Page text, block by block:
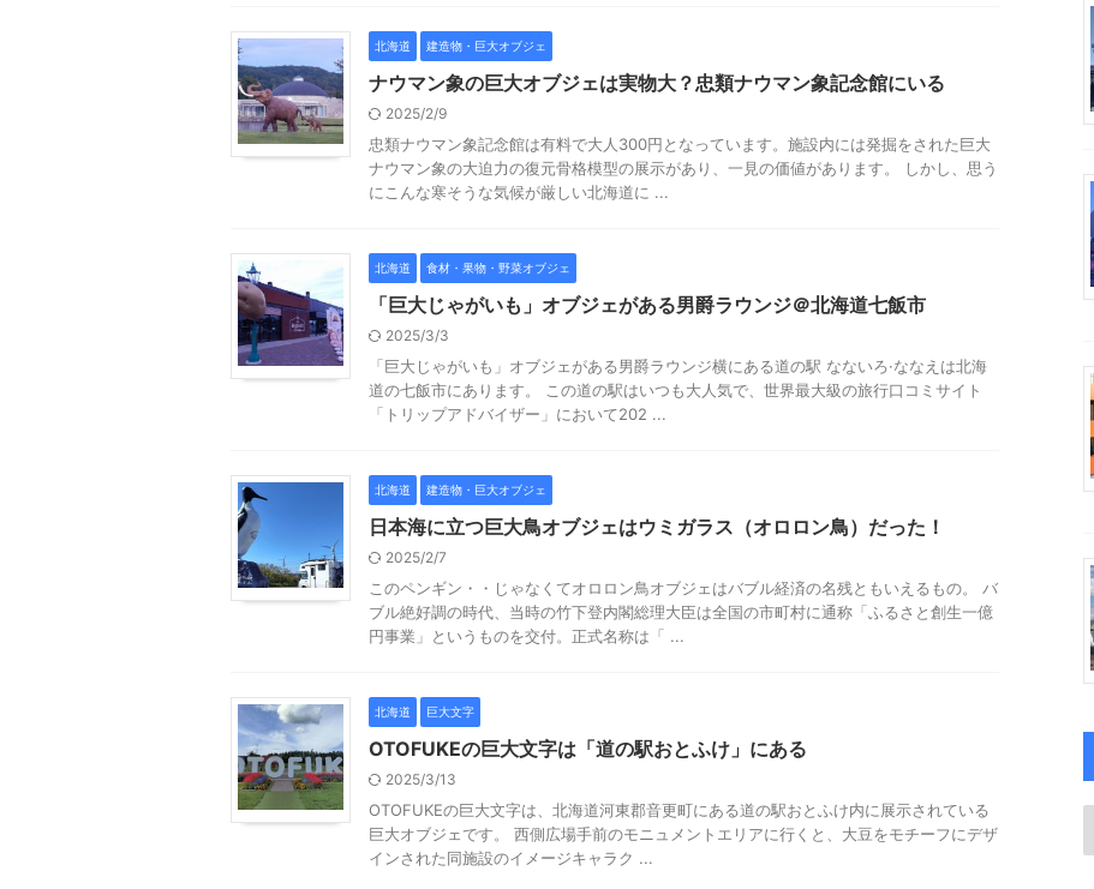
北海道 建造物・巨大オブジェ
ナウマン象の巨大オブジェは実物大？忠類ナウマン象記念館にいる
2025/2/9
忠類ナウマン象記念館は有料で大人300円となっています。施設内には発掘をされた巨大
ナウマン象の大迫力の復元骨格模型の展示があり、一見の価値があります。 しかし、思う
にこんな寒そうな気候が厳しい北海道に ...
北海道 食材・果物・野菜オブジェ
「巨大じゃがいも」オブジェがある男爵ラウンジ＠北海道七飯市
2025/3/3
「巨大じゃがいも」オブジェがある男爵ラウンジ横にある道の駅 なないろ·ななえは北海
道の七飯市にあります。 この道の駅はいつも大人気で、世界最大級の旅行口コミサイト
「トリップアドバイザー」において202 ...
北海道 建造物・巨大オブジェ
日本海に立つ巨大鳥オブジェはウミガラス（オロロン鳥）だった！
2025/2/7
このペンギン・・じゃなくてオロロン鳥オブジェはバブル経済の名残ともいえるもの。 バ
ブル絶好調の時代、当時の竹下登内閣総理大臣は全国の市町村に通称「ふるさと創生一億
円事業」というものを交付。正式名称は「 ...
北海道 巨大文字
OTOFUKEの巨大文字は「道の駅おとふけ」にある
2025/3/13
OTOFUKEの巨大文字は、北海道河東郡音更町にある道の駅おとふけ内に展示されている
巨大オブジェです。 西側広場手前のモニュメントエリアに行くと、大豆をモチーフにデザ
インされた同施設のイメージキャラク ...